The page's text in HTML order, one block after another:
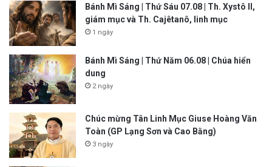
Bánh Mì Sáng | Thứ Sáu 07.08 | Th. Xystô II,
giám mục và Th. Cajêtanô, linh mục
1 ngày
Bánh Mì Sáng | Thứ Năm 06.08 | Chúa hiển
dung
2 ngày
Chúc mừng Tân Linh Mục Giuse Hoàng Văn
Toàn (GP Lạng Sơn và Cao Bằng)
3 ngày